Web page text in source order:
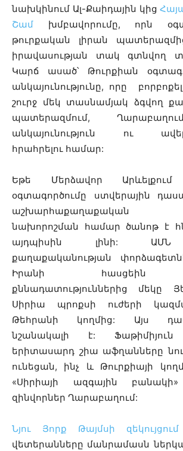
նախկինում Ալ-Քաիդային կից
Շամ խմբավորումը, որն
թուրքական լիրան
իրավասության տակ գտնվող
Կարճ ասած՝ Թուրքիան
անկայունությունը, որը
շուրջ մեկ տասնամյակ ձգվող
պատերազմում,
անկայունություն ու
հրահրելու համար:
Եթե Մերձավոր Արևելքում
օգտագործումը ստվերային
աշխարհաքաղաքական
նախորոշման համար ծանոթ է
այդպիսին լինի: ԱՄՆ
քաղաքականության
Իրանի հասցեին
քննադատություններից մեկը
Սիրիա պրոքսի ուժերի
Թեհրանի կողմից: Այս
նշանակալի է: Ֆաթիմիյուն
երիտասարդ շիա աֆղանները
ունեցան, ինչ և Թուրքիայի
«Սիրիայի ազգային
զինվորներ Ղարաբաղում:
Նյու Յորք Թայմսի զեկույցում
վետերանները մանրամասն